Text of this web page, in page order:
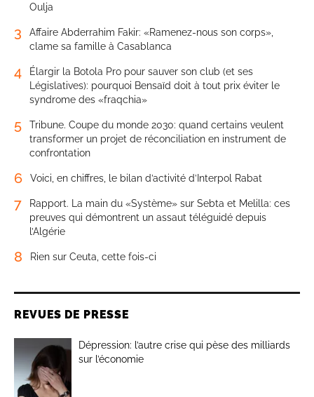
Oulja
3
Affaire Abderrahim Fakir: «Ramenez-nous son corps»,
clame sa famille à Casablanca
4
Élargir la Botola Pro pour sauver son club (et ses
Législatives): pourquoi Bensaïd doit à tout prix éviter le
syndrome des «fraqchia»
5
Tribune. Coupe du monde 2030: quand certains veulent
transformer un projet de réconciliation en instrument de
confrontation
6 Voici, en chiffres, le bilan d’activité d’Interpol Rabat
7
Rapport. La main du «Système» sur Sebta et Melilla: ces
preuves qui démontrent un assaut téléguidé depuis
l’Algérie
8 Rien sur Ceuta, cette fois-ci
REVUES DE PRESSE
Dépression: l’autre crise qui pèse des milliards
sur l’économie